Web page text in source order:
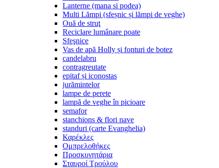
Lanterne (mana si podea)
Multi Lămpi (sfeșnic și lămpi de veghe)
Ouă de struţ
Reciclare lumânare poate
Sfeşnice
Vas de apă Holly și fonturi de botez
candelabru
contragreutate
epitaf și iconostas
jurămintelor
lampe de perete
lampă de veghe în picioare
semafor
stanchions & flori nave
standuri (carte Evanghelia)
Καρέκλες
Ομπρελοθήκες
Προσκυνητάρια
Σταυροί Τρούλου